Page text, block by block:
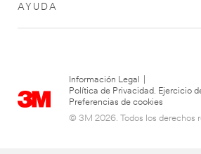
AYUDA
Información Legal
Política de Privacidad. Ejercicio
Preferencias de cookies
© 3M 2026. Todos los derechos